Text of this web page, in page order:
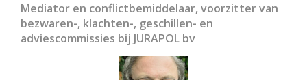
Mediator en conflictbemiddelaar, voorzitter van
bezwaren-, klachten-, geschillen- en
adviescommissies bij JURAPOL bv